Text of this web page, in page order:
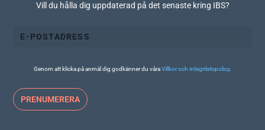
Vill du hålla dig uppdaterad på det senaste kring IBS?
Genom att klicka på anmäl dig godkänner du våraVillkor och integritetspolicy.